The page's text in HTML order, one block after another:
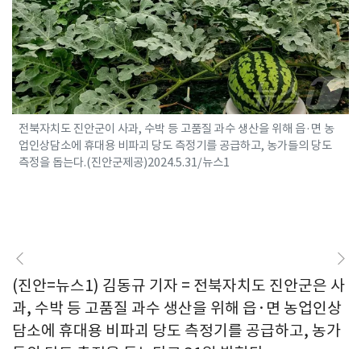
전북자치도 진안군이 사과, 수박 등 고품질 과수 생산을 위해 읍·면 농
업인상담소에 휴대용 비파괴 당도 측정기를 공급하고, 농가들의 당도
측정을 돕는다.(진안군제공)2024.5.31/뉴스1
(진안=뉴스1) 김동규 기자 = 전북자치도 진안군은 사
과, 수박 등 고품질 과수 생산을 위해 읍·면 농업인상
담소에 휴대용 비파괴 당도 측정기를 공급하고, 농가